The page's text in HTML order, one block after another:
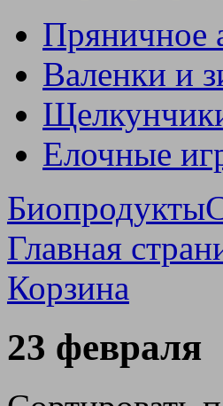
Пряничное
Валенки и
Елочные
Биопродукты
Главная
Корзина
23 февраля